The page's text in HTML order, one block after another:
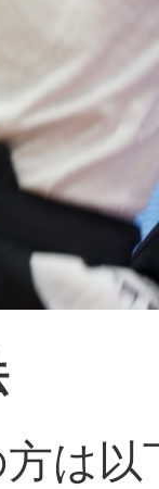
は以